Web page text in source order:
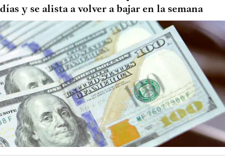
días y se alista a volver a bajar en la semana